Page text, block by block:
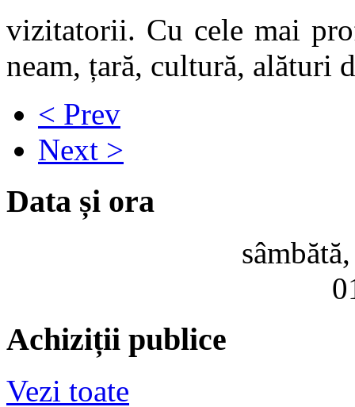
vizitatorii. Cu cele mai
neam, țară, cultură, alături
< Prev
Next >
Data și ora
Achiziții publice
Vezi toate